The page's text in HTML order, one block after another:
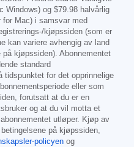
Windows) og $79.98 halvårlig
for Mac) i samsvar med
kjøpssiden (som er
kan variere avhengig av land
kjøpssiden). Abonnementet
standard
tidspunktet for det opprinnelige
eller som
forutsatt at du er en
og at du vil motta et
utløper. Kjøp av
på kjøpssiden,
policyen og